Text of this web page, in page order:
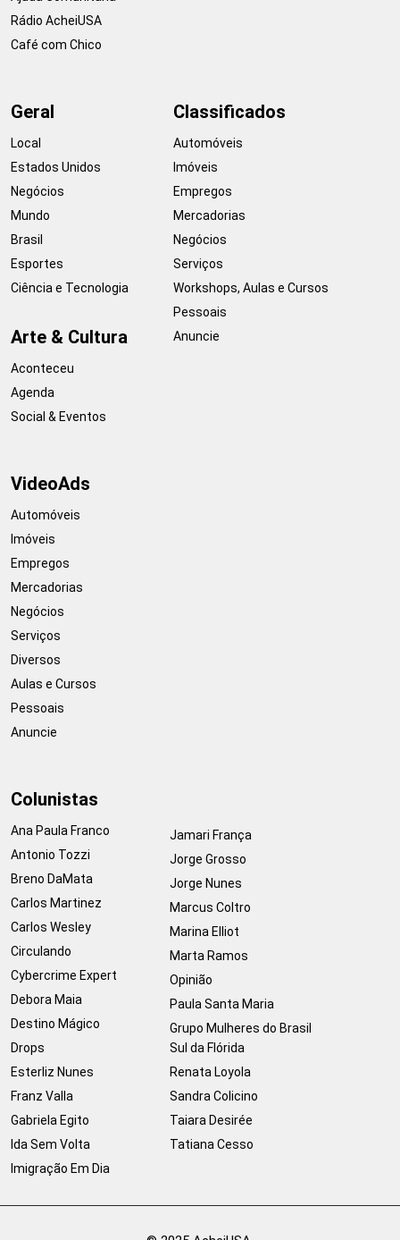
Rádio AcheiUSA
Café com Chico
Geral
Local
Estados Unidos
Negócios
Mundo
Brasil
Esportes
Ciência e Tecnologia
Arte & Cultura
Aconteceu
Agenda
Social & Eventos
Classificados
Automóveis
Imóveis
Empregos
Mercadorias
Negócios
Serviços
Workshops, Aulas e Cursos
Pessoais
Anuncie
VideoAds
Automóveis
Imóveis
Empregos
Mercadorias
Negócios
Serviços
Diversos
Aulas e Cursos
Pessoais
Anuncie
Colunistas
Ana Paula Franco
Antonio Tozzi
Breno DaMata
Carlos Martinez
Carlos Wesley
Circulando
Cybercrime Expert
Debora Maia
Destino Mágico
Drops
Esterliz Nunes
Franz Valla
Gabriela Egito
Ida Sem Volta
Imigração Em Dia
Jamari França
Jorge Grosso
Jorge Nunes
Marcus Coltro
Marina Elliot
Marta Ramos
Opinião
Paula Santa Maria
Grupo Mulheres do Brasil
Sul da Flórida
Renata Loyola
Sandra Colicino
Taiara Desirée
Tatiana Cesso